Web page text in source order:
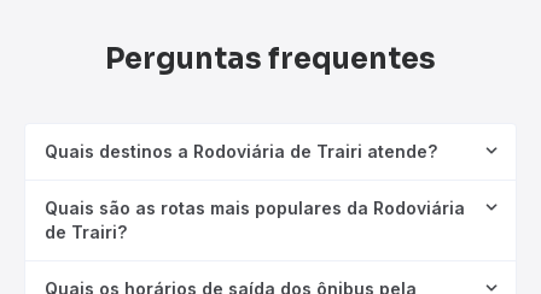
Perguntas frequentes
Quais destinos a Rodoviária de Trairi atende?
Quais são as rotas mais populares da Rodoviária
de Trairi?
Quais os horários de saída dos ônibus pela